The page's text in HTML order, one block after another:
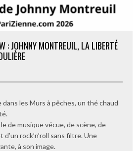
: JOHNNY MONTREUIL, LA LIBERTÉ
dans les Murs à pêches, un thé chaud
de musique vécue, de scène, de
rock’n’roll sans filtre. Une
à son image.